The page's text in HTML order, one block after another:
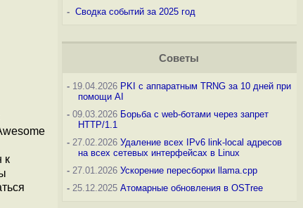
к
- Сводка событий за 2025 год
Советы
-19.04.2026 PKI с аппаратным TRNG за 10 дней при
помощи AI
-09.03.2026 Борьба с web-ботами через запрет
HTTP/1.1
-27.02.2026 Удаление всех IPv6 link-local адресов
на всех сетевых интерфейсах в Linux
-27.01.2026 Ускорение пересборки llama.cpp
-25.12.2025 Атомарные обновления в OSTree